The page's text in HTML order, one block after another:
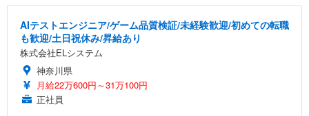
AIテストエンジニア/ゲーム品質検証/未経験歓迎/初めての転職
も歓迎/土日祝休み/昇給あり
株式会社ELシステム
神奈川県
月給22万600円～31万100円
正社員